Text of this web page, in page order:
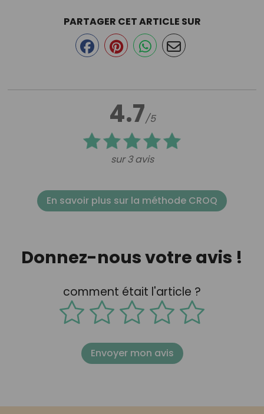
4.7/5
sur 3 avis
PARTAGER CET ARTICLE SUR
En savoir plus sur la méthode CROQ
Donnez-nous votre avis !
comment était l'article ?
Envoyer mon avis